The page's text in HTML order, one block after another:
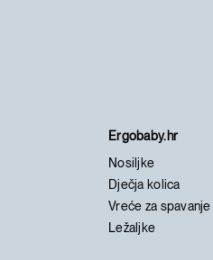
Ergobaby.hr
Nosiljke
Dječja kolica
Vreće za spavanje
Ležaljke